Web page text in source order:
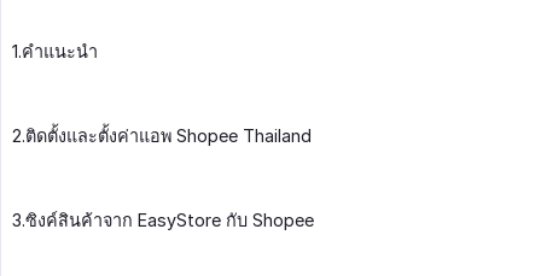
1.คำแนะนำ
2.ติดตั้งและตั้งค่าแอพ Shopee Thailand
3.ซิงค์สินค้าจาก EasyStore กับ Shopee